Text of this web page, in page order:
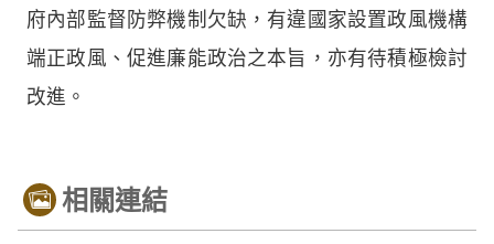
府內部監督防弊機制欠缺，有違國家設置政風機構
端正政風、促進廉能政治之本旨，亦有待積極檢討
改進。
相關連結